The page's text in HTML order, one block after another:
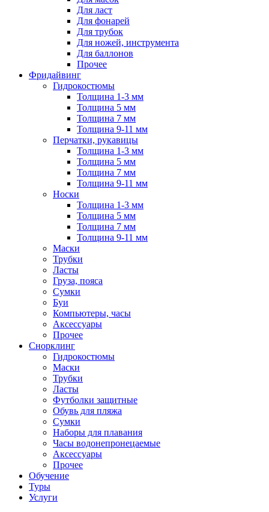
Для ласт
Для фонарей
Для трубок
Для ножей, инструмента
Для баллонов
Прочее
Фридайвинг
Гидрокостюмы
Толщина 1-3 мм
Толщина 5 мм
Толщина 7 мм
Толщина 9-11 мм
Перчатки, рукавицы
Толщина 1-3 мм
Толщина 5 мм
Толщина 7 мм
Толщина 9-11 мм
Носки
Толщина 1-3 мм
Толщина 5 мм
Толщина 7 мм
Толщина 9-11 мм
Маски
Трубки
Ласты
Груза, пояса
Сумки
Буи
Компьютеры, часы
Аксессуары
Прочее
Снорклинг
Гидрокостюмы
Маски
Трубки
Ласты
Футболки защитные
Обувь для пляжа
Сумки
Наборы для плавания
Часы водонепронецаемые
Аксессуары
Прочее
Обучение
Туры
Услуги